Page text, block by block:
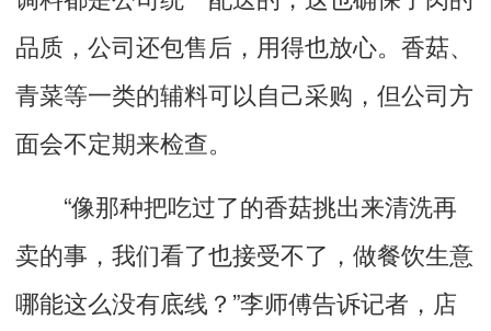
品质，公司还包售后，用得也放心。香菇、
青菜等一类的辅料可以自己采购，但公司方
面会不定期来检查。
“像那种把吃过了的香菇挑出来清洗再
卖的事，我们看了也接受不了，做餐饮生意
哪能这么没有底线？”李师傅告诉记者，店